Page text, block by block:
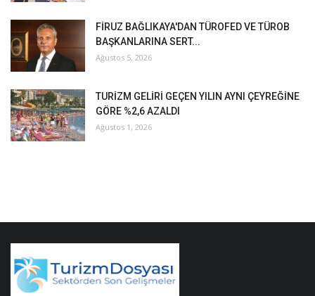
FİRUZ BAĞLIKAYA'DAN TÜROFED VE TÜROB
BAŞKANLARINA SERT...
Ağustos 5, 2026
TURİZM GELİRİ GEÇEN YILIN AYNI ÇEYREĞİNE
GÖRE %2,6 AZALDI
Ağustos 1, 2026